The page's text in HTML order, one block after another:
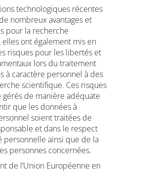
technologiques récentes
nombreux avantages et
pour la recherche
ont également mis en
risques pour les libertés et
lors du traitement
à caractère personnel à des
scientifique. Ces risques
de manière adéquate
que les données à
soient traitées de
et dans le respect
personnelle ainsi que de la
personnes concernées.
de l’Union Européenne en